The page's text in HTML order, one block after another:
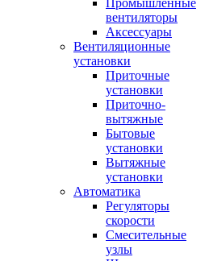
Промышленные
вентиляторы
Аксессуары
Вентиляционные
установки
Приточные
установки
Приточно-
вытяжные
Бытовые
установки
Вытяжные
установки
Автоматика
Регуляторы
скорости
Смесительные
узлы